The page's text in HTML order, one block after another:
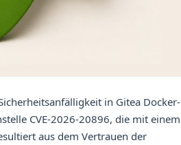
in Gitea Docker-
CVE-2026-20896, die mit einem
aus dem Vertrauen der